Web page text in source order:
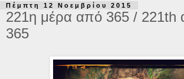
Πέμπτη 12 Νοεμβρίου 2015
221η μέρα από 365 / 221th
365